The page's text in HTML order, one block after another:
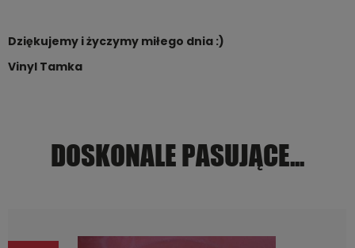
Dziękujemy i życzymy miłego dnia :)
Vinyl Tamka
DOSKONALE PASUJĄCE...